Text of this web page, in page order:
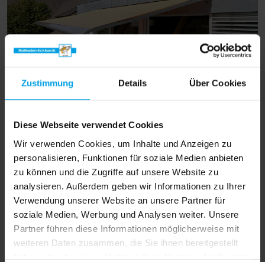
Zustimmung Details Über Cookies
Diese Webseite verwendet Cookies
Wir verwenden Cookies, um Inhalte und Anzeigen zu
personalisieren, Funktionen für soziale Medien anbieten
zu können und die Zugriffe auf unsere Website zu
analysieren. Außerdem geben wir Informationen zu Ihrer
Verwendung unserer Website an unsere Partner für
soziale Medien, Werbung und Analysen weiter. Unsere
Partner führen diese Informationen möglicherweise mit
weiteren Daten zusammen, die Sie ihnen bereitgestellt
haben oder die sie im Rahmen Ihrer Nutzung der Dienste